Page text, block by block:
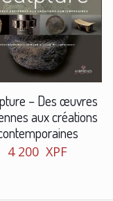
– Des œuvres
aux créations
4 200 XPF